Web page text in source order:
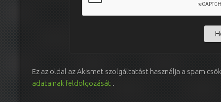
Ez az oldal az Akismet szolgáltatást használja a spam
adatainak feldolgozását .